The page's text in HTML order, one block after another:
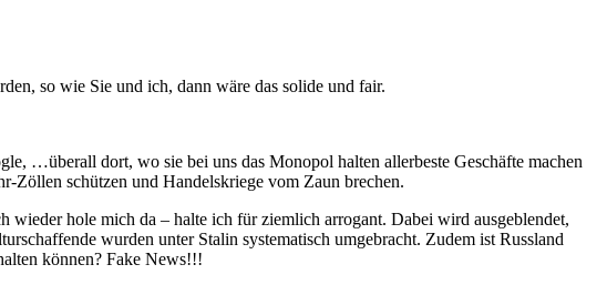
so wie Sie und ich, dann wäre das solide und fair.
…überall dort, wo sie bei uns das Monopol halten allerbeste Geschäfte machen
Zöllen schützen und Handelskriege vom Zaun brechen.
hole mich da – halte ich für ziemlich arrogant. Dabei wird ausgeblendet,
wurden unter Stalin systematisch umgebracht. Zudem ist Russland
können? Fake News!!!